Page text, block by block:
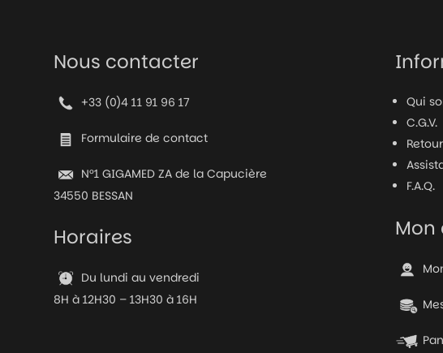
Nous contacter
+33 (0)4 11 91 96 17
Formulaire de contact
N°1 GIGAMED ZA de la Capucière
34550 BESSAN
Horaires
Du lundi au vendredi
8H à 12H30 – 13H30 à 16H
Qui
C.G.V.
F.A.Q.